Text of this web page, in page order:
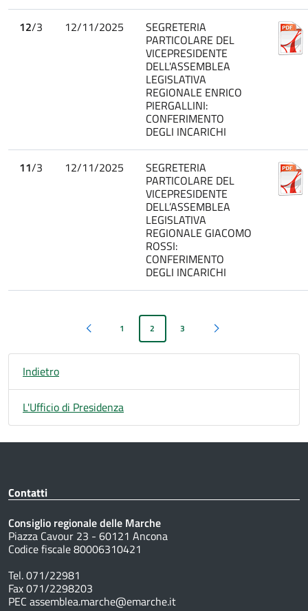
12/3 12/11/2025 SEGRETERIA
PARTICOLARE DEL
VICEPRESIDENTE
DELL'ASSEMBLEA
LEGISLATIVA
REGIONALE ENRICO
PIERGALLINI:
CONFERIMENTO
DEGLI INCARICHI
11/3 12/11/2025 SEGRETERIA
PARTICOLARE DEL
VICEPRESIDENTE
DELL’ASSEMBLEA
LEGISLATIVA
REGIONALE GIACOMO
ROSSI:
CONFERIMENTO
DEGLI INCARICHI
Pagina precedente
1 2 3 Pagina successiva
Indietro
L'Ufficio di Presidenza
Contatti
Consiglio regionale delle Marche
Piazza Cavour 23 - 60121 Ancona
Codice fiscale 80006310421
Tel. 071/22981
Fax 071/2298203
PEC assemblea.marche@emarche.it